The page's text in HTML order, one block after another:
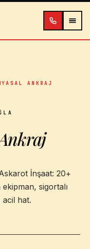
ANKRAJ
İnşaat: 20+
sigortalı
acil hat.